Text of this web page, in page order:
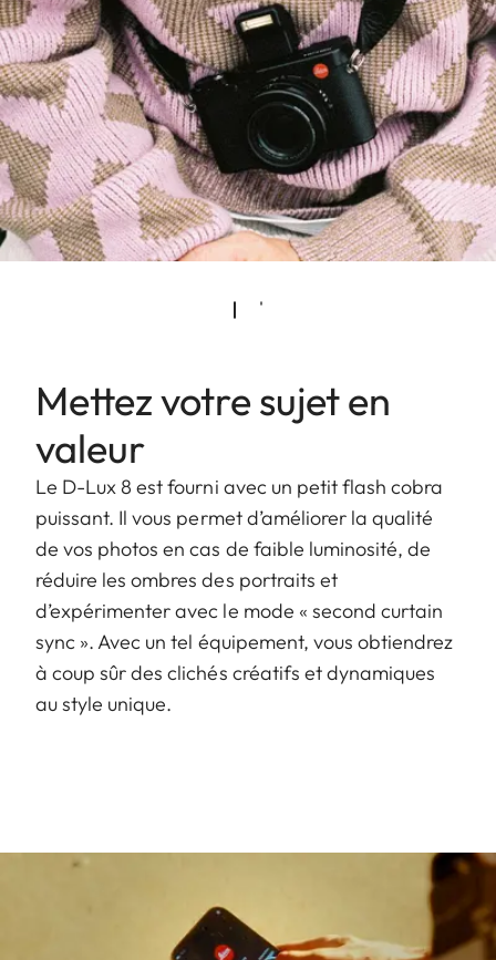
Mettez votre sujet en
valeur
Le D-Lux 8 est fourni avec un petit flash cobra
puissant. Il vous permet d’améliorer la qualité
de vos photos en cas de faible luminosité, de
réduire les ombres des portraits et
d’expérimenter avec le mode « second curtain
sync ». Avec un tel équipement, vous obtiendrez
à coup sûr des clichés créatifs et dynamiques
au style unique.